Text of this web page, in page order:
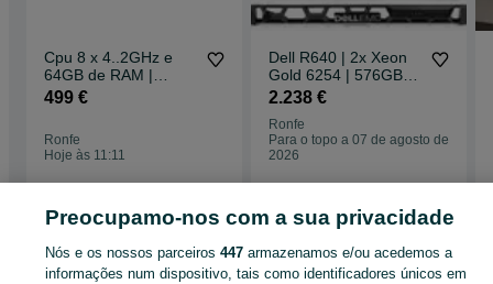
Cpu 8 x 4..2GHz e
64GB de RAM |
SOFTWARE
499 €
Ronfe
Hoje às 11:11
Dell R640 | 2x Xeon
Gold 6254 | 576GB
RAM | 2x 1,8TB SAS |
2.238 €
Ronfe
Para o topo a 07 de agosto de
2026
Página principal Tecnologia Computadores - Informática
Computadores
Computadores - Braga
Computadores - Ronfe
Preocupamo-nos com a sua privacidade
Nós e os nossos parceiros447 armazenamos e/ou acedemos a
informações num dispositivo, tais como identificadores únicos em